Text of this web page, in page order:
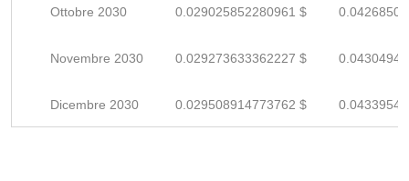
Ottobre 2030 0.029025852280961 $
Novembre 2030 0.029273633362227 $
Dicembre 2030 0.029508914773762 $